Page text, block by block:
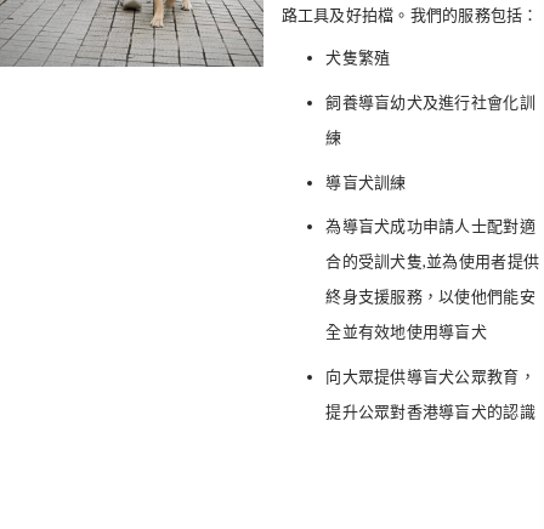
路工具及好拍檔。我們的服務包括：
犬隻繁殖
飼養導盲幼犬及進行社會化訓
練
導盲犬訓練
為導盲犬成功申請人士配對適
合的受訓犬隻,並為使用者提供
終身支援服務，以使他們能安
全並有效地使用導盲犬
向大眾提供導盲犬公眾教育，
提升公眾對香港導盲犬的認識